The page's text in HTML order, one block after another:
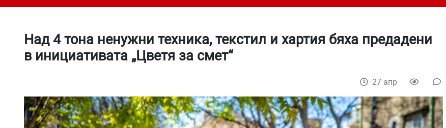
Над 4 тона ненужни техника, текстил и хартия бяха предадени
в инициативата „Цветя за смет“
27 апр